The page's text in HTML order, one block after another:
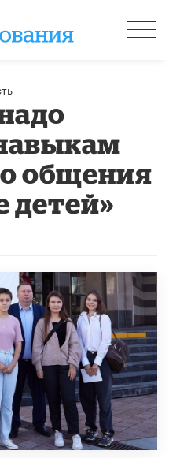
общения
детей»